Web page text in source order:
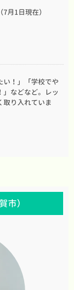
月1日現在）
い！」「学校でや
」などなど。レッ
取り入れていま
市）